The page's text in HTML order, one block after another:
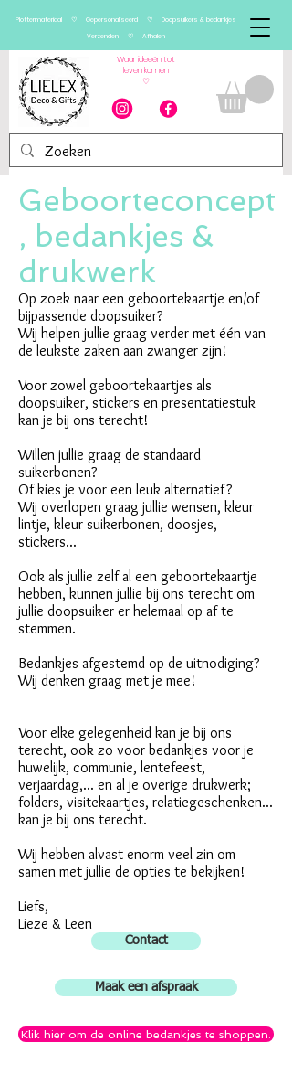
Plottermateriaal ♡ Gepersonaliseerd ♡ Doopsuikers & bedankjes
Verzenden ♡ Afhalen
Waar ideeën tot
leven komen
♡
Geboorteconcept
, bedankjes &
drukwerk
Op zoek naar een geboortekaartje en/of
bijpassende doopsuiker?
Wij helpen jullie graag verder met één van
de leukste zaken aan zwanger zijn!
Voor zowel geboortekaartjes als
doopsuiker, stickers en presentatiestuk
kan je bij ons terecht!
Willen jullie graag de standaard
suikerbonen?
Of kies je voor een leuk alternatief?
Wij overlopen graag jullie wensen, kleur
lintje, kleur suikerbonen, doosjes,
stickers...
Ook als jullie zelf al een geboortekaartje
hebben, kunnen jullie bij ons terecht om
jullie doopsuiker er helemaal op af te
stemmen.
Bedankjes afgestemd op de uitnodiging?
Wij denken graag met je mee!
Voor elke gelegenheid kan je bij ons
terecht, ook zo voor bedankjes voor je
huwelijk, communie, lentefeest,
verjaardag,... en al je overige drukwerk;
folders, visitekaartjes, relatiegeschenken...
kan je bij ons terecht.
Wij hebben alvast enorm veel zin om
samen met jullie de opties te bekijken!
Liefs,
Lieze & Leen
Contact
Maak een afspraak
Klik hier om de online bedankjes te shoppen.